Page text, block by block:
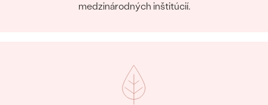
medzinárodných inštitúcií.